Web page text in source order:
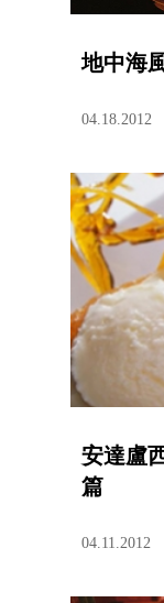
地中海
04.18.2012
安達盧
篇
04.11.2012